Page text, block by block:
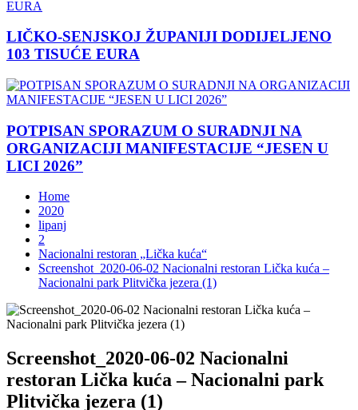
LIČKO-SENJSKOJ ŽUPANIJI DODIJELJENO
103 TISUĆE EURA
POTPISAN SPORAZUM O SURADNJI NA
ORGANIZACIJI MANIFESTACIJE “JESEN U
LICI 2026”
Home
2020
lipanj
2
Nacionalni restoran „Lička kuća“
Screenshot_2020-06-02 Nacionalni restoran Lička kuća –
Nacionalni park Plitvička jezera (1)
Screenshot_2020-06-02 Nacionalni
restoran Lička kuća – Nacionalni park
Plitvička jezera (1)